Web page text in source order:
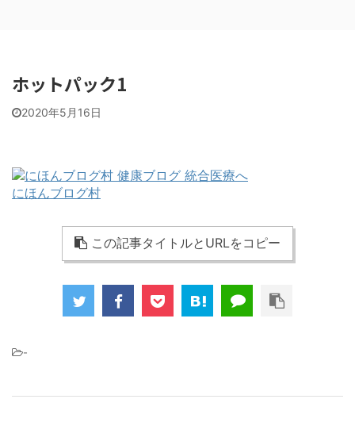
ホットパック1
2020年5月16日
にほんブログ村
この記事タイトルとURLをコピー
-